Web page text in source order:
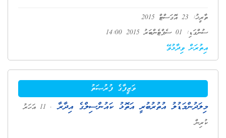
ތާރީޚު: 23 އޮގަސްޓް 2015
ސުންގަޑި: 01 ސެޕްޓެންބަރު 2015 14:00
އިތުރަށް ވިދާޅުވޭ
ވަޒީފާގެ ފުރުޞަތު
މިލަދުންމަޑުލު އުތުރުބުރީ އަތޮޅު ކައުންސިލްގެ އިދާރާ
. 11 އަހަރު
ކުރިން